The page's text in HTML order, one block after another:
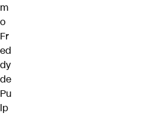
m
o
Fr
ed
dy
de
Pu
lp